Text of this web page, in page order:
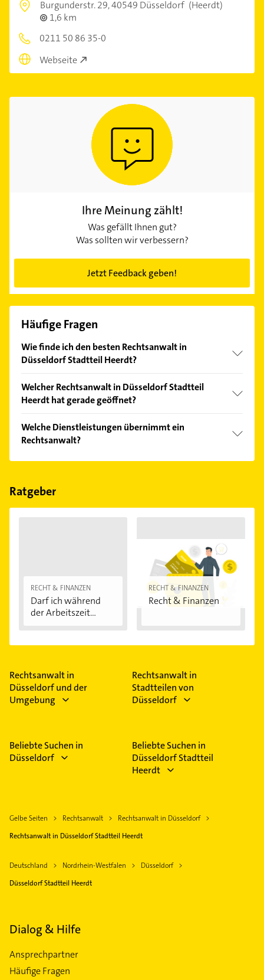
Burgunderstr. 29,40549 Düsseldorf (Heerdt)
1,6 km
0211 50 86 35-0
Webseite
Ihre Meinung zählt!
Was gefällt Ihnen gut?
Was sollten wir verbessern?
Jetzt Feedback geben!
Häufige Fragen
Wie finde ich den besten Rechtsanwalt in
Düsseldorf Stadtteil Heerdt?
Kundenmeinungen und profitieren Sie von den
Empfehlungen. Die Suchergebnisse können Sie sich
Welcher Rechtsanwalt in Düsseldorf Stadtteil
Heerdt hat gerade geöffnet?
Bitte beachten Sie, dass diese an Sonn- und
Feiertagen abweichen können.
Welche Dienstleistungen übernimmt ein
Rechtsanwalt?
Folgende Leistungen werden angeboten:
und Gesellschaftsrecht.
Ratgeber
RECHT & FINANZEN
Darf ich während
der Arbeitszeit...
RECHT & FINANZEN
Recht & Finanzen
Rechtsanwalt in
Düsseldorf und der
Umgebung
Rechtsanwalt in
Stadtteilen von
Düsseldorf
Beliebte Suchen in
Düsseldorf
Beliebte Suchen in
Düsseldorf Stadtteil
Heerdt
Gelbe Seiten Rechtsanwalt
Rechtsanwalt in Düsseldorf
Rechtsanwalt in Düsseldorf Stadtteil Heerdt
Deutschland Nordrhein-Westfalen
Düsseldorf
Düsseldorf Stadtteil Heerdt
Dialog & Hilfe
Ansprechpartner
Häufige Fragen